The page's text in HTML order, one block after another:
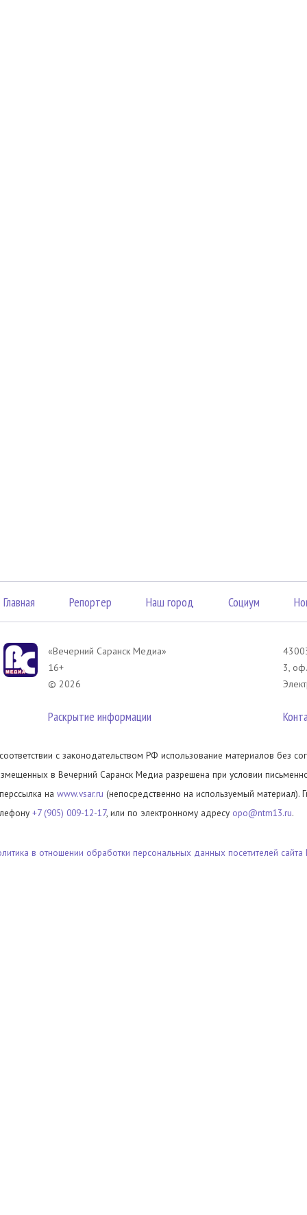
Главная Репортер Наш город Социум
«Вечерний Саранск Mедиа»
16+
© 2026
Раскрытие информации
3,
с законодательством РФ использование материалов без
в Вечерний Саранск Медиа разрешена при условии
на www.vsar.ru (непосредственно на используемый материал).
+7 (905) 009-12-17, или по электронному адресу opo@ntm13.ru.
в отношении обработки персональных данных посетителей